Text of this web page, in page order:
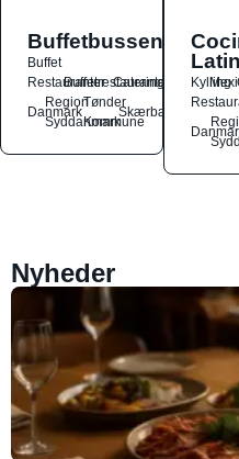
Buffetbussen
Buffet
Restauranter
Buffetrestauranter
Catering
Danmark
Region
Syddanmark
Tønder
Kommune
Skærbæk
Kylling
Nyheder